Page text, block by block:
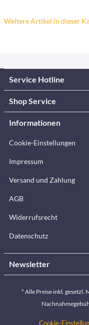
Weitere Artikel in dieser
Service Hotline
Shop Service
Informationen
Cookie-Einstellungen
Impressum
Versand und Zahlung
AGB
Widerrufsrecht
Datenschutz
Newsletter
* Alle Preise inkl. gesetzl.
Cookie-